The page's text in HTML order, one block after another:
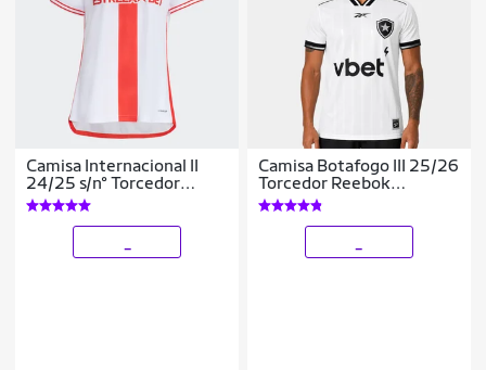
Camisa Internacional II
24/25 s/n° Torcedor
Adidas Feminina
Camisa Botafogo III 25/26
Torcedor Reebok
Masculina